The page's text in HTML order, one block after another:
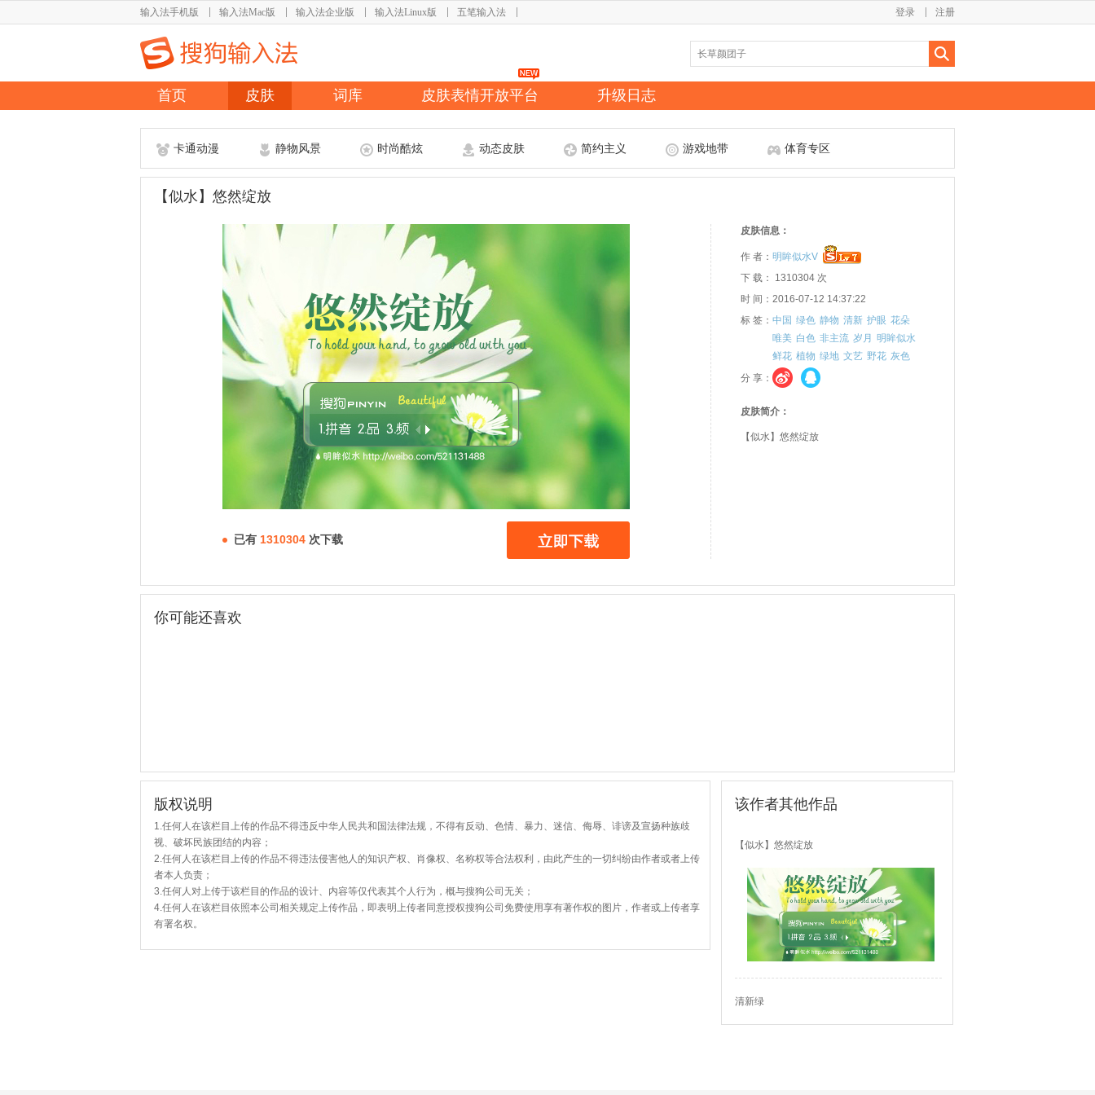
输入法手机版 输入法Mac版 输入法企业版 输入法Linux版 五笔输入法 注册
登录
首页 皮肤 词库 皮肤表情开放平台 升级日志
卡通动漫 静物风景 时尚酷炫 动态皮肤 简约主义 游戏地带 体育专区
【似水】悠然绽放
已有 1310304 次下载
皮肤信息：
作 者： 明眸似水V
下 载： 1310304 次
时 间：2016-07-12 14:37:22
标 签： 中国 绿色 静物 清新 护眼 花朵
唯美 白色 非主流 岁月 明眸似水
鲜花 植物 绿地 文艺 野花 灰色
分 享：
皮肤简介：
【似水】悠然绽放
你可能还喜欢
版权说明
1.任何人在该栏目上传的作品不得违反中华人民共和国法律法规，不得有反动、色情、暴力、迷信、侮辱、诽谤及宣扬种族歧
视、破坏民族团结的内容；
2.任何人在该栏目上传的作品不得违法侵害他人的知识产权、肖像权、名称权等合法权利，由此产生的一切纠纷由作者或者上传
者本人负责；
3.任何人对上传于该栏目的作品的设计、内容等仅代表其个人行为，概与搜狗公司无关；
4.任何人在该栏目依照本公司相关规定上传作品，即表明上传者同意授权搜狗公司免费使用享有著作权的图片，作者或上传者享
有署名权。
该作者其他作品
【似水】悠然绽放
清新绿